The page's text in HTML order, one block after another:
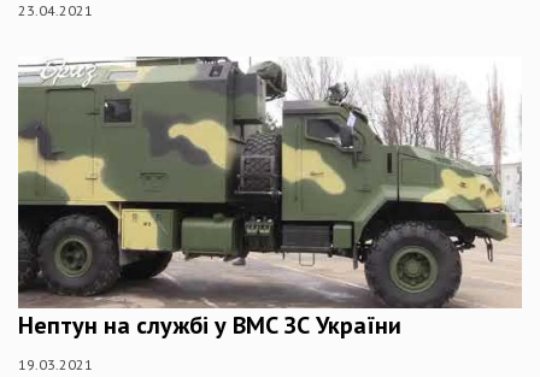
23.04.2021
Нептун на службі у ВМС ЗС України
19.03.2021